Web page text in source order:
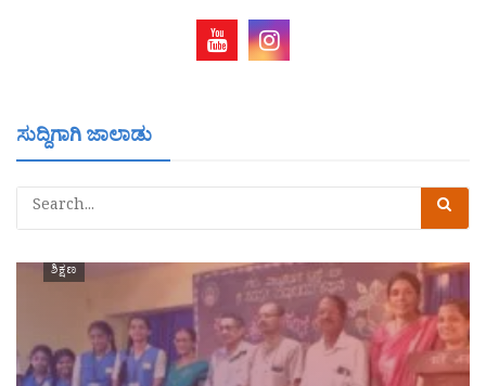
ಸುದ್ದಿಗಾಗಿ ಜಾಲಾಡು
ಶಿಕ್ಷಣ